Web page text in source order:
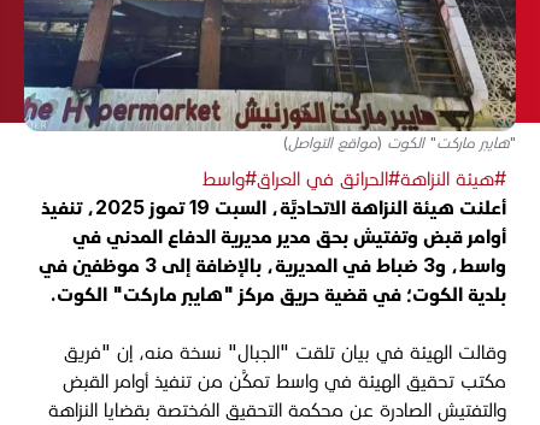
"هايبر ماركت" الكوت (مواقع التواصل)
#هيئة النزاهة#الحرائق في العراق#واسط
أعلنت هيئة النزاهة الاتحاديَّة، السبت 19 تموز 2025، تنفيذ
أوامر قبض وتفتيش بحق مدير مديرية الدفاع المدني في
واسط، و3 ضباط في المديرية، بالإضافة إلى 3 موظفين في
بلدية الكوت؛ في قضية حريق مركز "هايبر ماركت" الكوت.
وقالت الهيئة في بيان تلقت "الجبال" نسخة منه، إن "فريق
مكتب تحقيق الهيئة في واسط تمكَّن من تنفيذ أوامر القبض
والتفتيش الصادرة عن محكمة التحقيق المُختصة بقضايا النزاهة